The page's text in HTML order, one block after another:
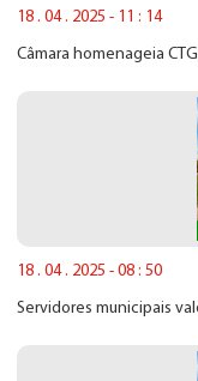
18 . 04 . 2025 - 11 : 14
Câmara homenageia
18 . 04 . 2025 - 08 : 50
Servidores municipais